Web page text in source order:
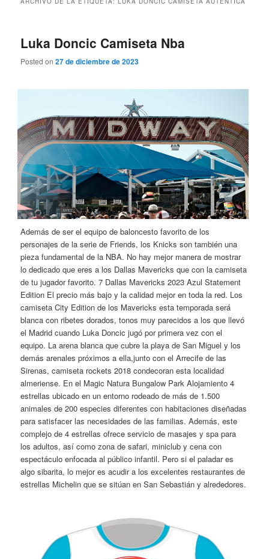
Luka Doncic Camiseta Nba
Posted on27 de diciembre de 2023
Además de ser el equipo de baloncesto favorito de los
personajes de la serie de Friends, los Knicks son también una
pieza fundamental de la NBA. No hay mejor manera de mostrar
lo dedicado que eres a los Dallas Mavericks que con la camiseta
de tu jugador favorito. 7 Dallas Mavericks 2023 Azul Statement
Edition El precio más bajo y la calidad mejor en toda la red. Los
camiseta City Edition de los Mavericks esta temporada será
blanca con ribetes dorados, tonos muy parecidos a los que llevó
el Madrid cuando Luka Doncic jugó por primera vez con el
equipo. La arena blanca que cubre la playa de San Miguel y los
demás arenales próximos a ella,junto con el Arrecife de las
Sirenas, camiseta rockets 2018 condecoran esta localidad
almeriense. En el Magic Natura Bungalow Park Alojamiento 4
estrellas ubicado en un entorno rodeado de más de 1.500
animales de 200 especies diferentes con habitaciones diseñadas
para satisfacer las necesidades de las familias. Además, este
complejo de 4 estrellas ofrece servicio de masajes y spa para
los adultos, así como zona de safari, miniclub y cena con
espectáculo enfocada al público infantil. Pero si el paladar es
algo sibarita, lo mejor es acudir a los excelentes restaurantes de
estrellas Michelin que se sitúan en San Sebastián y alrededores.